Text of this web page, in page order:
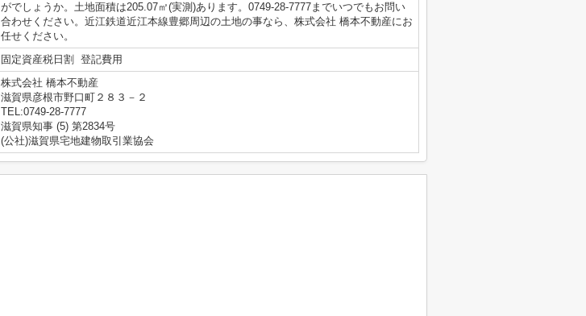
がでしょうか。土地面積は205.07㎡(実測)あります。0749-28-7777までいつでもお問い
合わせください。近江鉄道近江本線豊郷周辺の土地の事なら、株式会社 橋本不動産にお
任せください。
固定資産税日割 登記費用
株式会社 橋本不動産
滋賀県彦根市野口町２８３－２
TEL:0749-28-7777
滋賀県知事 (5) 第2834号
(公社)滋賀県宅地建物取引業協会